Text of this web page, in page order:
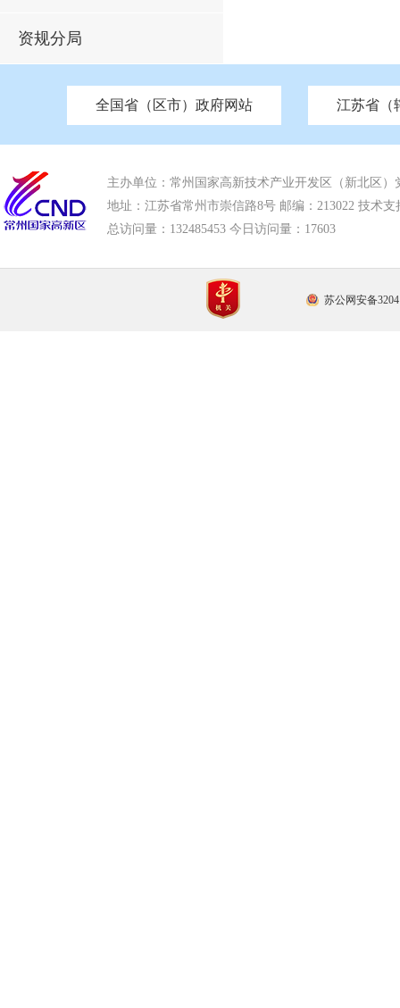
资规分局
全国省（区市）政府网站
北京 天津 重庆 河南 河北 山西
江苏省（
中国江苏 南京市政府 苏州市政府 无锡
市发改委 市工信局 市教育局 市科技局 市
市应急管理局 市审计局 市外事办 市生态
主办单位：常州国家高新技术产业开发区（新北区）
地址：江苏省常州市崇信路8号 邮编：213022 技术支
总访问量： 132485453 今日访问量： 17603
苏公网安备